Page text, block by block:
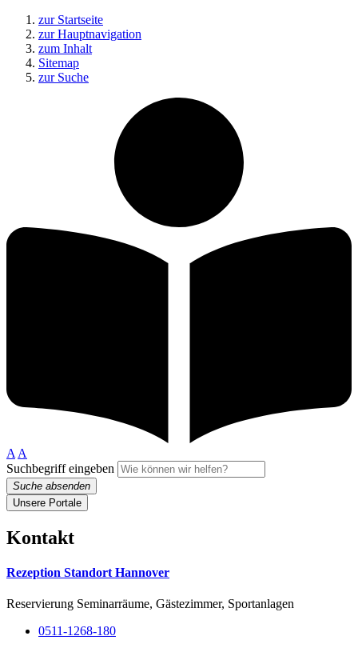
zur Startseite
zur Hauptnavigation
zum Inhalt
Sitemap
zur Suche
A A
Suchbegriff eingeben
Suche absenden
Unsere Portale
Kontakt
Rezeption Standort Hannover
Reservierung Seminarräume, Gästezimmer, Sportanlagen
0511-1268-180